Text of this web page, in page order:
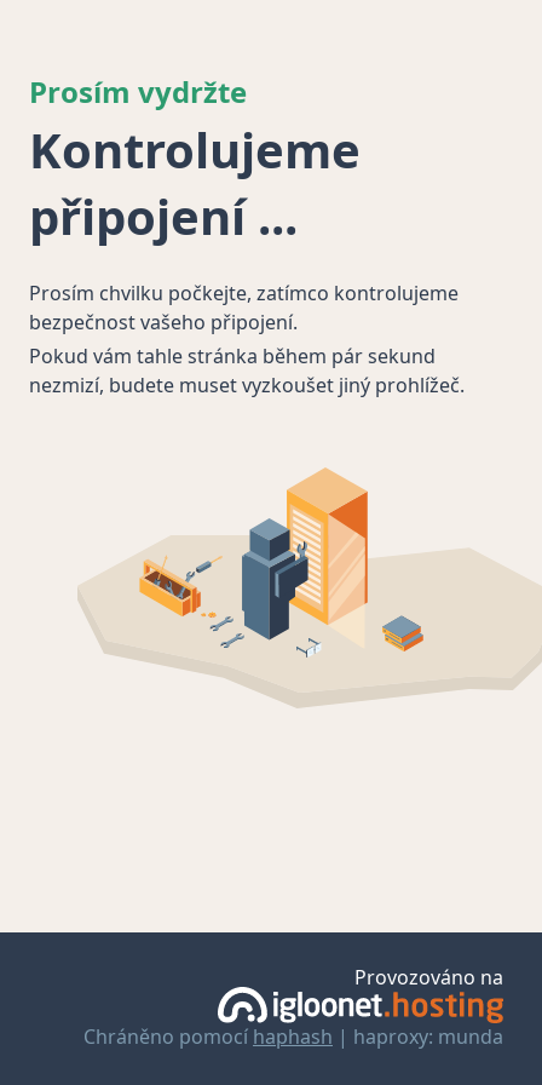
Prosím vydržte
Kontrolujeme
připojení
Prosím chvilku počkejte, zatímco kontrolujeme
bezpečnost vašeho připojení.
Pokud vám tahle stránka během pár sekund
nezmizí, budete muset vyzkoušet jiný prohlížeč.
Provozováno na
Chráněno pomocí haphash | haproxy: munda